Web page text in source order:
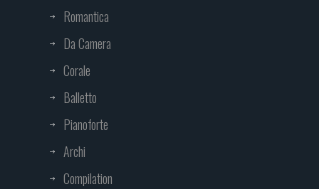
Romantica
Da Camera
Corale
Balletto
Pianoforte
Archi
Compilation